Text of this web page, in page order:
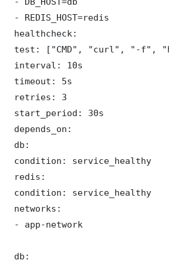
- REDIS_HOST=redis
healthcheck:
test: ["CMD", "curl", "-f",
interval: 10s
timeout: 5s
retries: 3
start_period: 30s
depends_on:
db:
condition: service_healthy
redis:
condition: service_healthy
networks:
- app-network
db: